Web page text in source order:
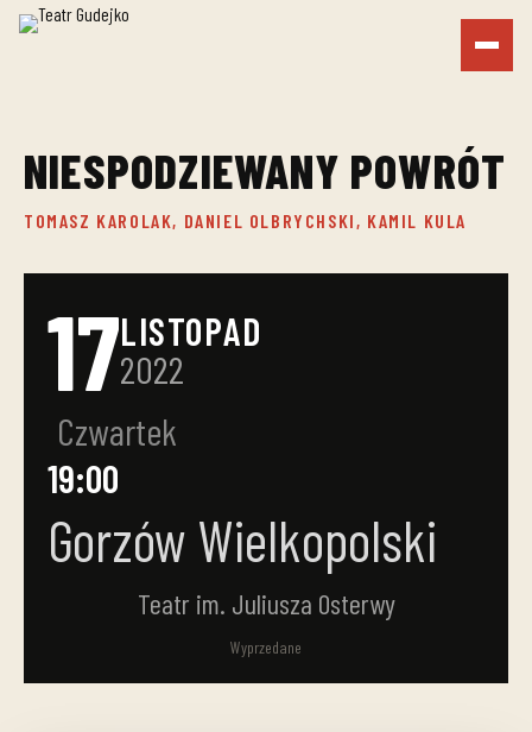
NIESPODZIEWANY POWRÓT
TOMASZ KAROLAK, DANIEL OLBRYCHSKI, KAMIL KULA
17LISTOPAD
2022
Czwartek
19:00
Gorzów Wielkopolski
Teatr im. Juliusza Osterwy
Wyprzedane